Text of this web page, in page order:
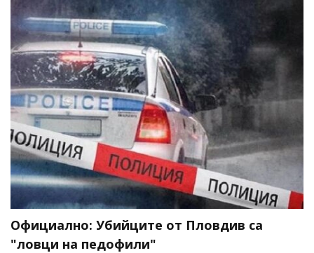
Официално: Убийците от Пловдив са
"ловци на педофили"